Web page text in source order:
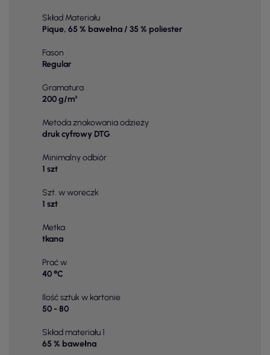
Skład Materiału
Pique, 65 % bawełna / 35 % poliester
Fason
Regular
Gramatura
200 g/m²
Metoda znakowania odzieży
druk cyfrowy DTG
Minimalny odbiór
1 szt
Szt. w woreczk
1 szt
Metka
tkana
Prać w
40 °C
Ilość sztuk w kartonie
50 - 80
Skład materiału 1
65 % bawełna